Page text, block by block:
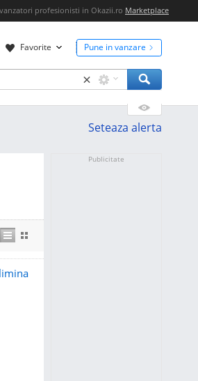
profesionisti in Okazii.ro Marketplace
Favorite Pune in vanzare
×
Seteaza alerta
Publicitate